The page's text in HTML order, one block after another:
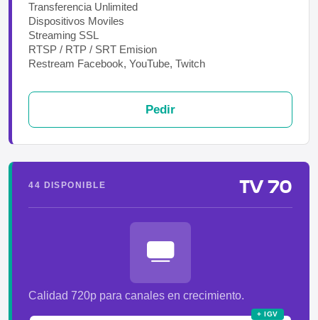
Transferencia Unlimited
Dispositivos Moviles
Streaming SSL
RTSP / RTP / SRT Emision
Restream Facebook, YouTube, Twitch
Pedir
44 DISPONIBLE TV 70
Calidad 720p para canales en crecimiento.
+ IGV